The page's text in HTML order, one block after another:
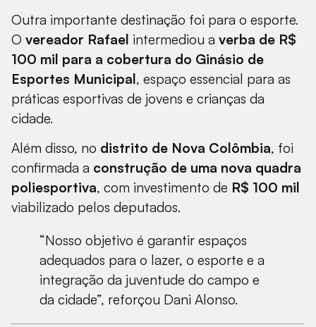
Outra importante destinação foi para o esporte.
O vereador Rafael intermediou a verba de R$
100 mil para a cobertura do Ginásio de
Esportes Municipal, espaço essencial para as
práticas esportivas de jovens e crianças da
cidade.
Além disso, no distrito de Nova Colômbia, foi
confirmada a construção de uma nova quadra
poliesportiva, com investimento de R$ 100 mil
viabilizado pelos deputados.
“Nosso objetivo é garantir espaços
adequados para o lazer, o esporte e a
integração da juventude do campo e
da cidade”, reforçou Dani Alonso.